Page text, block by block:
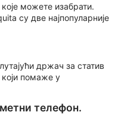
можете изабрати.
су две најпопуларније
држач за статив
који помаже у
телефон.